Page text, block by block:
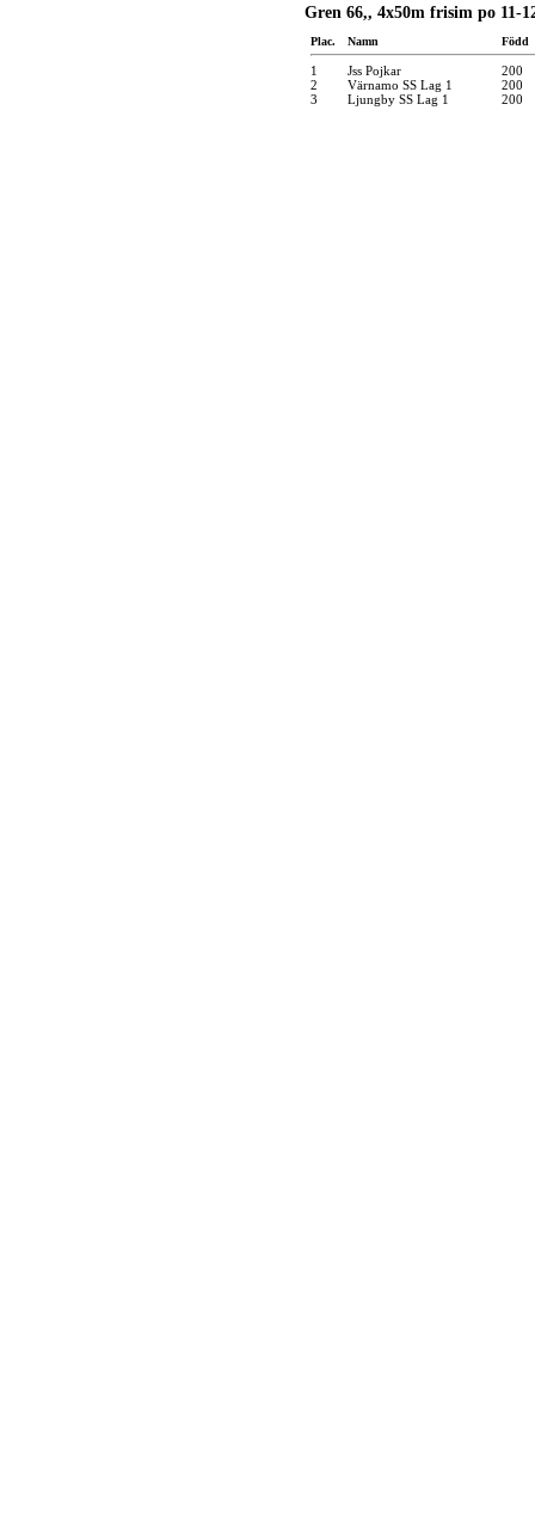
Gren 66,, 4x50m frisim po 11-
Plac. Namn Född
1 Jss Pojkar
200
2
Värnamo SS Lag 1
200
3
Ljungby SS Lag 1 200